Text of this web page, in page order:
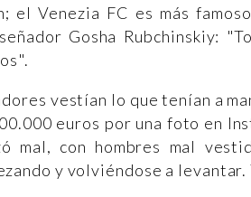
el Venezia FC es más
Gosha Rubchinskiy:
vestían lo que tenían a
euros por una foto en
mal, con hombres mal
y volviéndose a